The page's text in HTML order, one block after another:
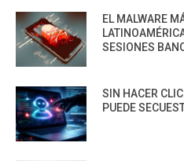
EL MALWARE
SESIONES
SIN HACER
PUEDE